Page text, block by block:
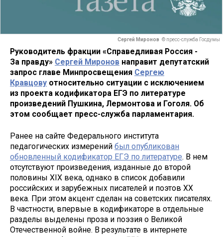
Сергей Миронов © пресс-служба Госдумы
Руководитель фракции «Справедливая Россия -
За правду» Сергей Миронов направит депутатский
запрос главе Минпросвещения Сергею
Кравцову относительно ситуации с исключением
из проекта кодификатора ЕГЭ по литературе
произведений Пушкина, Лермонтова и Гоголя. Об
этом сообщает пресс-служба парламентария.
Ранее на сайте Федерального института
педагогических измерений был опубликован
обновленный кодификатор ЕГЭ по литературе. В нем
отсутствуют произведения, изданные до второй
половины XIX века, однако в список добавили
российских и зарубежных писателей и поэтов ХХ
века. При этом акцент сделан на советских писателях.
В частности, впервые в кодификаторе в отдельные
разделы выделены проза и поэзия о Великой
Отечественной войне. В результате в интернете